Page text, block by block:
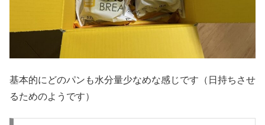
基本的にどのパンも水分量少なめな感じです（日持ちさせ
るためのようです）